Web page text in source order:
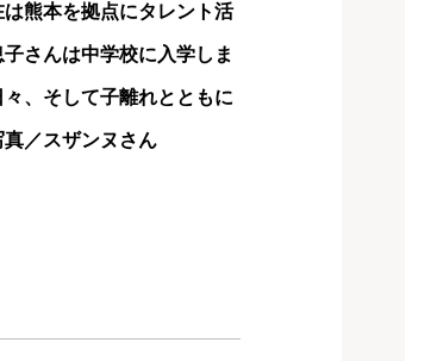
熊本を拠点にタレント活
さんは中学校に入学しま
、そして子離れとともに
／スザンヌさん